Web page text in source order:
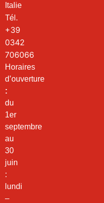
Italie
Tél.
+39
0342
706066
Horaires
d’ouverture
:
du
1er
septembre
au
30
juin
:
lundi
–